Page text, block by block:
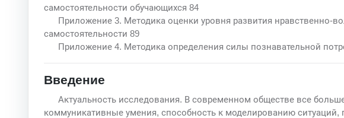
самостоятельности обучающихся 84
Приложение 3. Методика оценки уровня развития нравственно-
самостоятельности 89
Приложение 4. Методика определения силы познавательной
Введение
Актуальность исследования. В современном обществе все
коммуникативные умения, способность к моделированию ситуаций,